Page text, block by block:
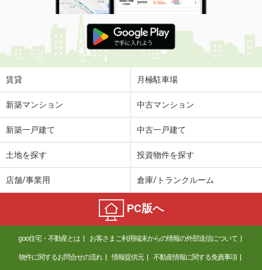
賃貸 月極駐車場
新築マンション 中古マンション
新築一戸建て 中古一戸建て
土地を探す 投資物件を探す
店舗/事業用 倉庫/トランクルーム
PC版へ
goo住宅・不動産とは お客さまご利用端末からの情報の外部送信について
物件に関するお問合せの流れ 情報提供元 不動産情報に関する免責事項